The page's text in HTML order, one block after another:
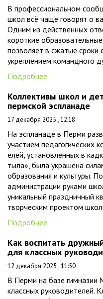
В профессиональном
школ всё чаще говорят о
Одним из действенных
короткие
позволяет в сжатые сроки
укреплением командного
Подробнее
Коллективы школ и
пермской эспланаде
17 декабря 2025 , 12:18
На эспланаде в Перми
участием педагогических
елей, установленных в
тыла», была украшена
образования и культуры.
администрации руками
уникальный праздничный
творческим проектом
Подробнее
Как воспитать
для классных
12 декабря 2025 , 11:50
В Перми на базе гимназии
классных руководителей.